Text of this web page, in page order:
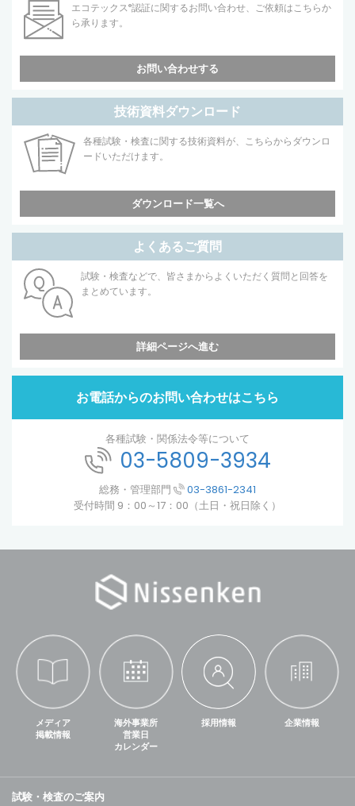
エコテックス®認証に関するお問い合わせ、ご依頼はこちらか
ら承ります。
お問い合わせする
技術資料ダウンロード
各種試験・検査に関する技術資料が、こちらからダウンロ
ードいただけます。
ダウンロード一覧へ
よくあるご質問
試験・検査などで、皆さまからよくいただく質問と回答を
まとめています。
詳細ページへ進む
お電話からのお問い合わせはこちら
各種試験・関係法令等について
03-5809-3934
総務・管理部門
03-3861-2341
受付時間 9：00～17：00（土日・祝日除く）
メディア
掲載情報
海外事業所
営業日
カレンダー
採用情報 企業情報
試験・検査のご案内